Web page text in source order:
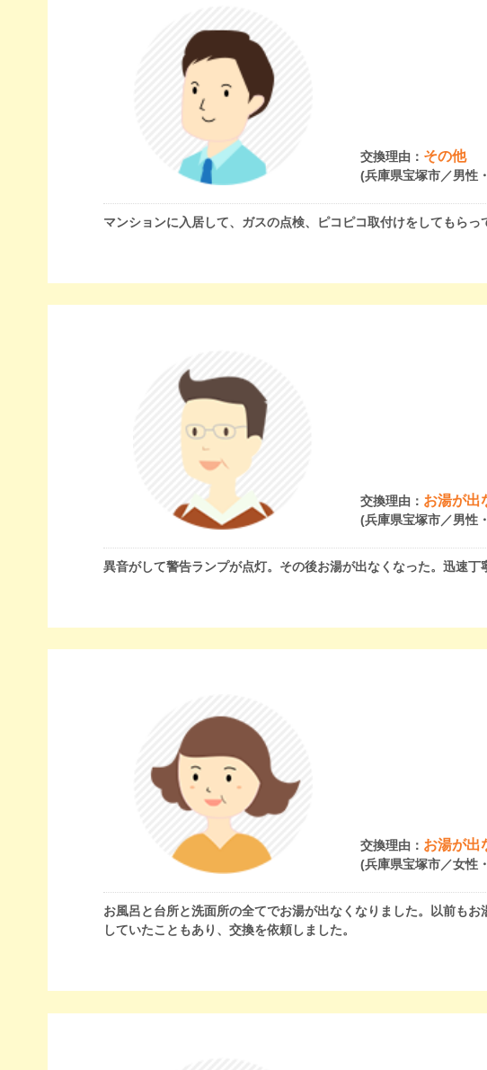
交換理由： その他
(兵庫県宝塚市／男性
マンションに入居して、ガスの点検、ピコピコ取付けをしてもら
交換理由： お湯が出
(兵庫県宝塚市／男性
異音がして警告ランプが点灯。その後お湯が出なくなった。迅速丁
交換理由： お湯が出
(兵庫県宝塚市／女性
お風呂と台所と洗面所の全てでお湯が出なくなりました。以前も
していたこともあり、交換を依頼しました。